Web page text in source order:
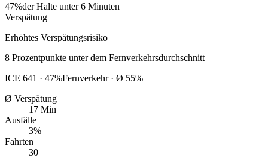
47%der Halte unter 6 Minuten
Verspätung
Erhöhtes Verspätungsrisiko
8 Prozentpunkte unter dem Fernverkehrsdurchschnitt
ICE 641 · 47%Fernverkehr · Ø 55%
Ø Verspätung
17 Min
Ausfälle
3%
Fahrten
30